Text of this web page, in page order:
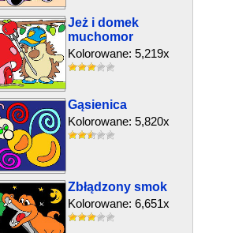
Jeż i domek
muchomor
Kolorowane: 5,219x
Gąsienica
Kolorowane: 5,820x
Zbłądzony smok
Kolorowane: 6,651x